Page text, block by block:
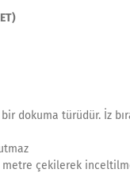
dokuma türüdür. İz
çekilerek